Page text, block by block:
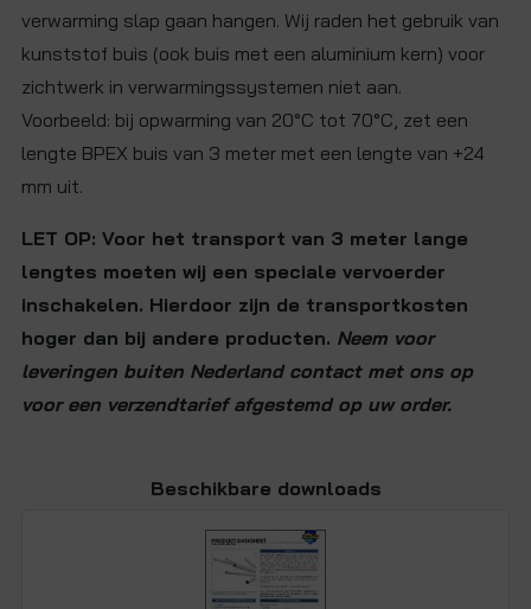
verwarming slap gaan hangen. Wij raden het gebruik van
kunststof buis (ook buis met een aluminium kern) voor
zichtwerk in verwarmingssystemen niet aan.
Voorbeeld: bij opwarming van 20°C tot 70°C, zet een
lengte BPEX buis van 3 meter met een lengte van +24
mm uit.
LET OP: Voor het transport van 3 meter lange
lengtes moeten wij een speciale vervoerder
inschakelen. Hierdoor zijn de transportkosten
hoger dan bij andere producten. Neem voor
leveringen buiten Nederland contact met ons op
voor een verzendtarief afgestemd op uw order.
Beschikbare downloads